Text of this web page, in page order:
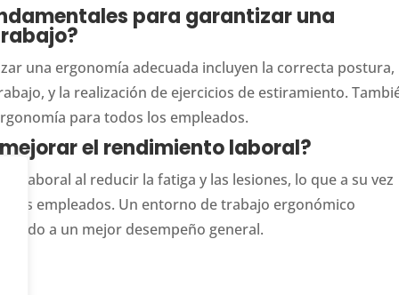
para garantizar una
una ergonomía adecuada incluyen la correcta postura,
y la realización de ejercicios de estiramiento.
para todos los empleados.
el rendimiento laboral?
laboral al reducir la fatiga y las lesiones, lo que a su vez
los empleados. Un entorno de trabajo ergonómico
a un mejor desempeño general.